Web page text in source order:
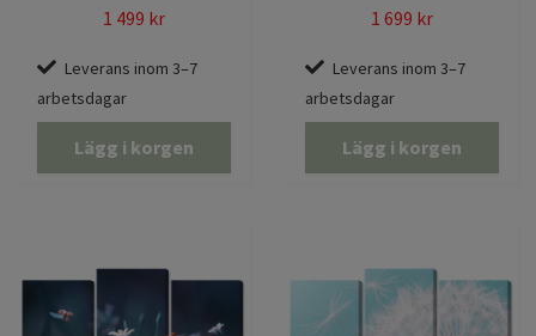
1 499 kr
Leverans inom 3–7
arbetsdagar
Lägg i korgen
1 699 kr
Leverans inom 3–7
arbetsdagar
Lägg i korgen